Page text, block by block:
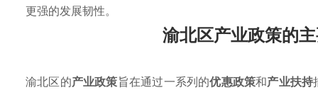
更强的发展韧性。
渝北区产业政策的
渝北区的产业政策旨在通过一系列的优惠政策和产业扶持